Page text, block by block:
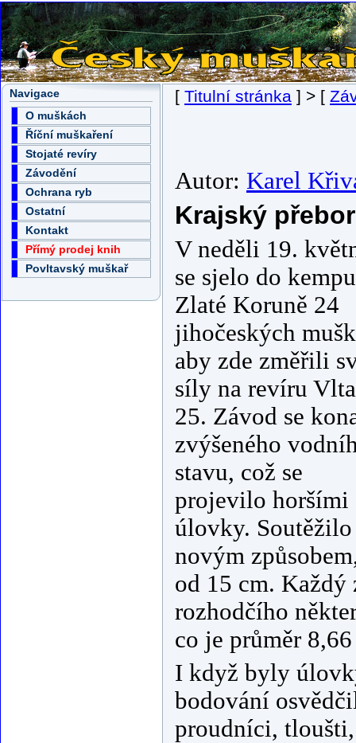
[ Titulní stránka ] > [
Autor: Karel
Krajský
V neděli 19.
se sjelo do
Zlaté Koruně 24
jihočeských
aby zde změřili
síly na revíru
25. Závod se
zvýšeného
stavu, což se
projevilo horšími
úlovky. Soutěžilo
novým
od 15 cm.
rozhodčího
co je průměr
I když byly
bodování
proudníci,
Navigace
O muškách
Říční muškaření
Stojaté revíry
Závodění
Ochrana ryb
Ostatní
Kontakt
Přímý prodej knih
Povltavský muškař